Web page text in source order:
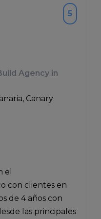
Agency in
, Canary
5
el
con clientes en
de 4 años con
las principales